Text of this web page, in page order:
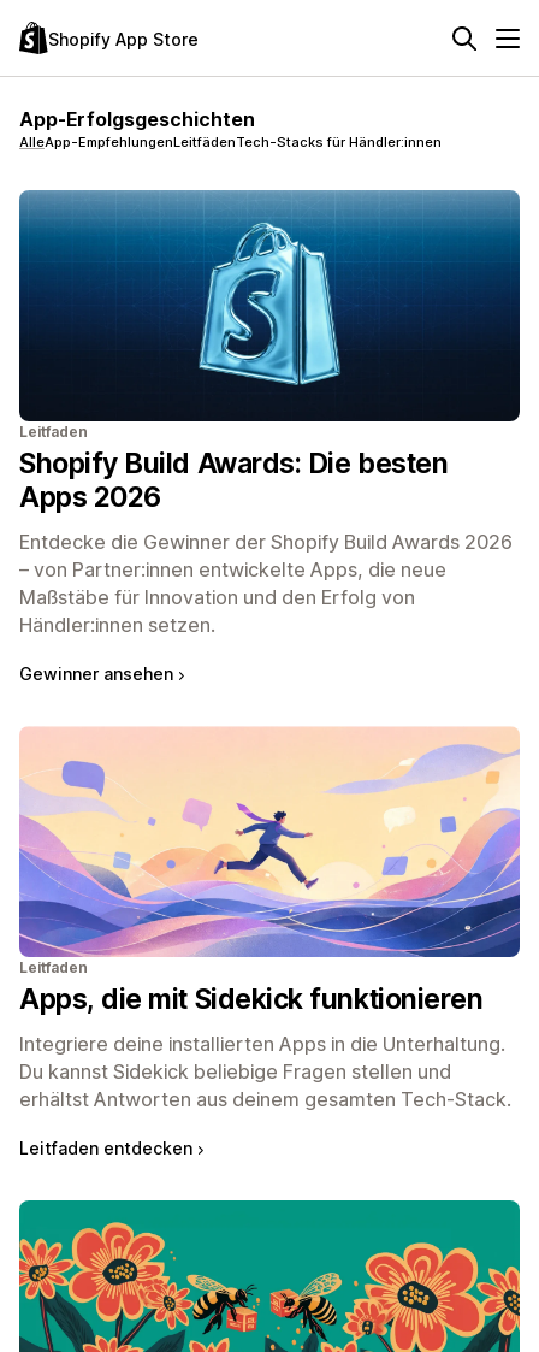
Shopify App Store
App-Erfolgsgeschichten
AlleApp-EmpfehlungenLeitfädenTech-Stacks für Händler:innen
Leitfaden
Shopify Build Awards: Die besten
Apps 2026
Entdecke die Gewinner der Shopify Build Awards 2026
– von Partner:innen entwickelte Apps, die neue
Maßstäbe für Innovation und den Erfolg von
Händler:innen setzen.
Gewinner ansehen
Leitfaden
Apps, die mit Sidekick funktionieren
Integriere deine installierten Apps in die Unterhaltung.
Du kannst Sidekick beliebige Fragen stellen und
erhältst Antworten aus deinem gesamten Tech-Stack.
Leitfaden entdecken